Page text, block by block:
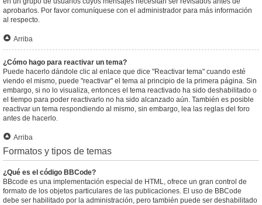
aprobarlos. Por favor comuníquese con el administrador para más información
al respecto.
Arriba
¿Cómo hago para reactivar un tema?
Puede hacerlo dándole clic al enlace que dice "Reactivar tema" cuando esté
viendo el mismo, puede "reactivar" el tema al principio de la primera página. Sin
embargo, si no lo visualiza, entonces el tema reactivado ha sido deshabilitado o
el tiempo para poder reactivarlo no ha sido alcanzado aún. También es posible
reactivar un tema respondiendo al mismo, sin embargo, lea las reglas del foro
antes de hacerlo.
Arriba
Formatos y tipos de temas
¿Qué es el código BBCode?
BBcode es una implementación especial de HTML, ofrece un gran control de
formato de los objetos particulares de las publicaciones. El uso de BBCode
debe ser habilitado por la administración, pero también puede ser deshabilitado